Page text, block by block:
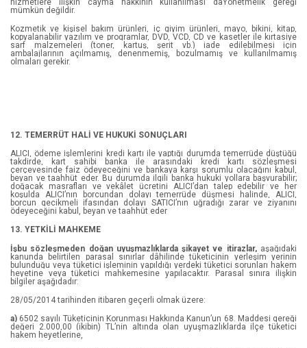
hizmetlere ilişkin cayma hakkının kullanılması daYönetmelik gereği
mümkün değildir.
Kozmetik ve kişisel bakım ürünleri, iç giyim ürünleri, mayo, bikini, kitap,
kopyalanabilir yazılım ve programlar, DVD, VCD, CD ve kasetler ile kırtasiye
sarf malzemeleri (toner, kartuş, şerit vb.) iade edilebilmesi için
ambalajlarının açılmamış, denenmemiş, bozulmamış ve kullanılmamış
olmaları gerekir.
12. TEMERRÜT HALİ VE HUKUKİ SONUÇLARI
ALICI, ödeme işlemlerini kredi kartı ile yaptığı durumda temerrüde düştüğü
takdirde, kart sahibi banka ile arasındaki kredi kartı sözleşmesi
çerçevesinde faiz ödeyeceğini ve bankaya karşı sorumlu olacağını kabul,
beyan ve taahhüt eder. Bu durumda ilgili banka hukuki yollara başvurabilir;
doğacak masrafları ve vekâlet ücretini ALICI’dan talep edebilir ve her
koşulda ALICI’nın borcundan dolayı temerrüde düşmesi halinde, ALICI,
borcun gecikmeli ifasından dolayı SATICI’nın uğradığı zarar ve ziyanını
ödeyeceğini kabul, beyan ve taahhüt eder
13. YETKİLİ MAHKEME
İşbu sözleşmeden doğan uyuşmazlıklarda şikayet ve itirazlar,aşağıdaki
kanunda belirtilen parasal sınırlar dâhilinde tüketicinin yerleşim yerinin
bulunduğu veya tüketici işleminin yapıldığı yerdeki tüketici sorunları hakem
heyetine veya tüketici mahkemesine yapılacaktır. Parasal sınıra ilişkin
bilgiler aşağıdadır:
28/05/2014 tarihinden itibaren geçerli olmak üzere:
a) 6502 sayılı Tüketicinin Korunması Hakkında Kanun’un 68. Maddesi gereği
değeri 2.000,00 (ikibin) TL’nin altında olan uyuşmazlıklarda ilçe tüketici
hakem heyetlerine,
John August
Judy I. Lin
Katie Button
markTwain
Mauro F. Guillen
Mihail Bulgakov
Miraç Çağrı Aktaş
N.J Fountain
Özge Özder
Prof. Dr. Sarah – Jayne Blakemore
Prof. Dr. Sarah – Jayne Blakemore